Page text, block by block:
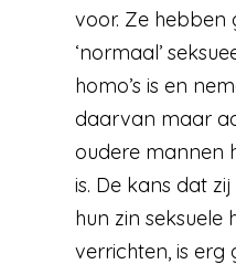
voor. Ze hebben
‘normaal’
homo’s is en
daarvan maar
oudere mannen
is. De kans dat
hun zin seksuele
verrichten, is erg